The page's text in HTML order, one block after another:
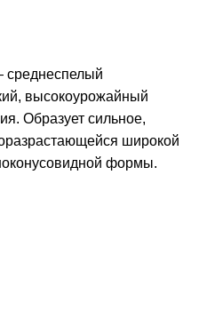
высокоурожайный
Образует сильное,
широкой
формы.